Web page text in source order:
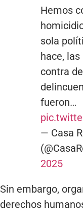
Hemos
sola
hace,
contra
fueron…
— Casa
2025
Sin embargo,
derechos